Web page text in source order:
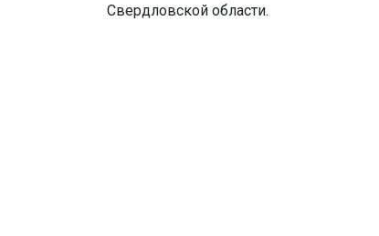
Свердловской области.